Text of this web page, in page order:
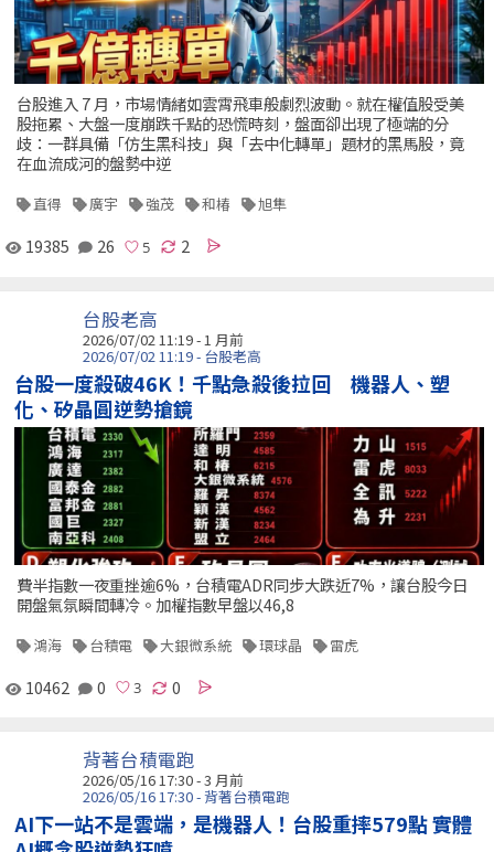
台股進入 7 月，市場情緒如雲霄飛車般劇烈波動。就在權值股受美
股拖累、大盤一度崩跌千點的恐慌時刻，盤面卻出現了極端的分
歧：一群具備「仿生黑科技」與「去中化轉單」題材的黑馬股，竟
在血流成河的盤勢中逆
直得 廣宇 強茂 和椿 旭隼
19385 26 2
台股老高
2026/07/02 11:19 - 1 月前
2026/07/02 11:19 - 台股老高
台股一度殺破46K！千點急殺後拉回 機器人、塑
化、矽晶圓逆勢搶鏡
費半指數一夜重挫逾6%，台積電ADR同步大跌近7%，讓台股今日
開盤氣氛瞬間轉冷。加權指數早盤以46,8
鴻海 台積電 大銀微系統 環球晶 雷虎
10462 0 0
背著台積電跑
2026/05/16 17:30 - 3 月前
2026/05/16 17:30 - 背著台積電跑
AI下一站不是雲端，是機器人！台股重摔579點 實體